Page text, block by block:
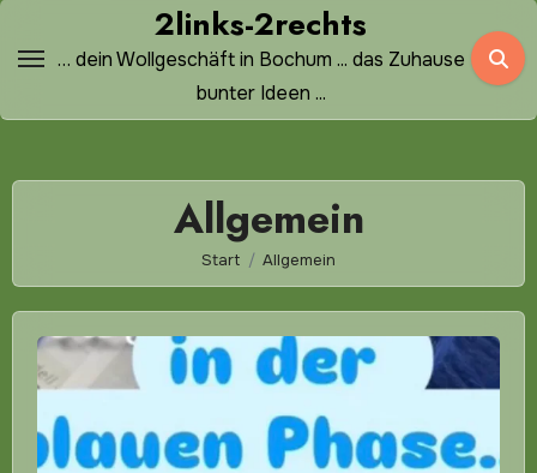
2links-2rechts
… dein Wollgeschäft in Bochum ... das Zuhause
bunter Ideen ...
Allgemein
Start Allgemein